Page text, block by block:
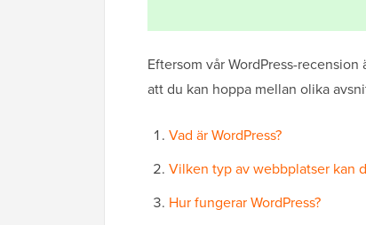
Eftersom vår WordPress-
att du kan hoppa mellan olika
Vad är WordPress?
Vilken typ av webbplatser kan
Hur fungerar WordPress?